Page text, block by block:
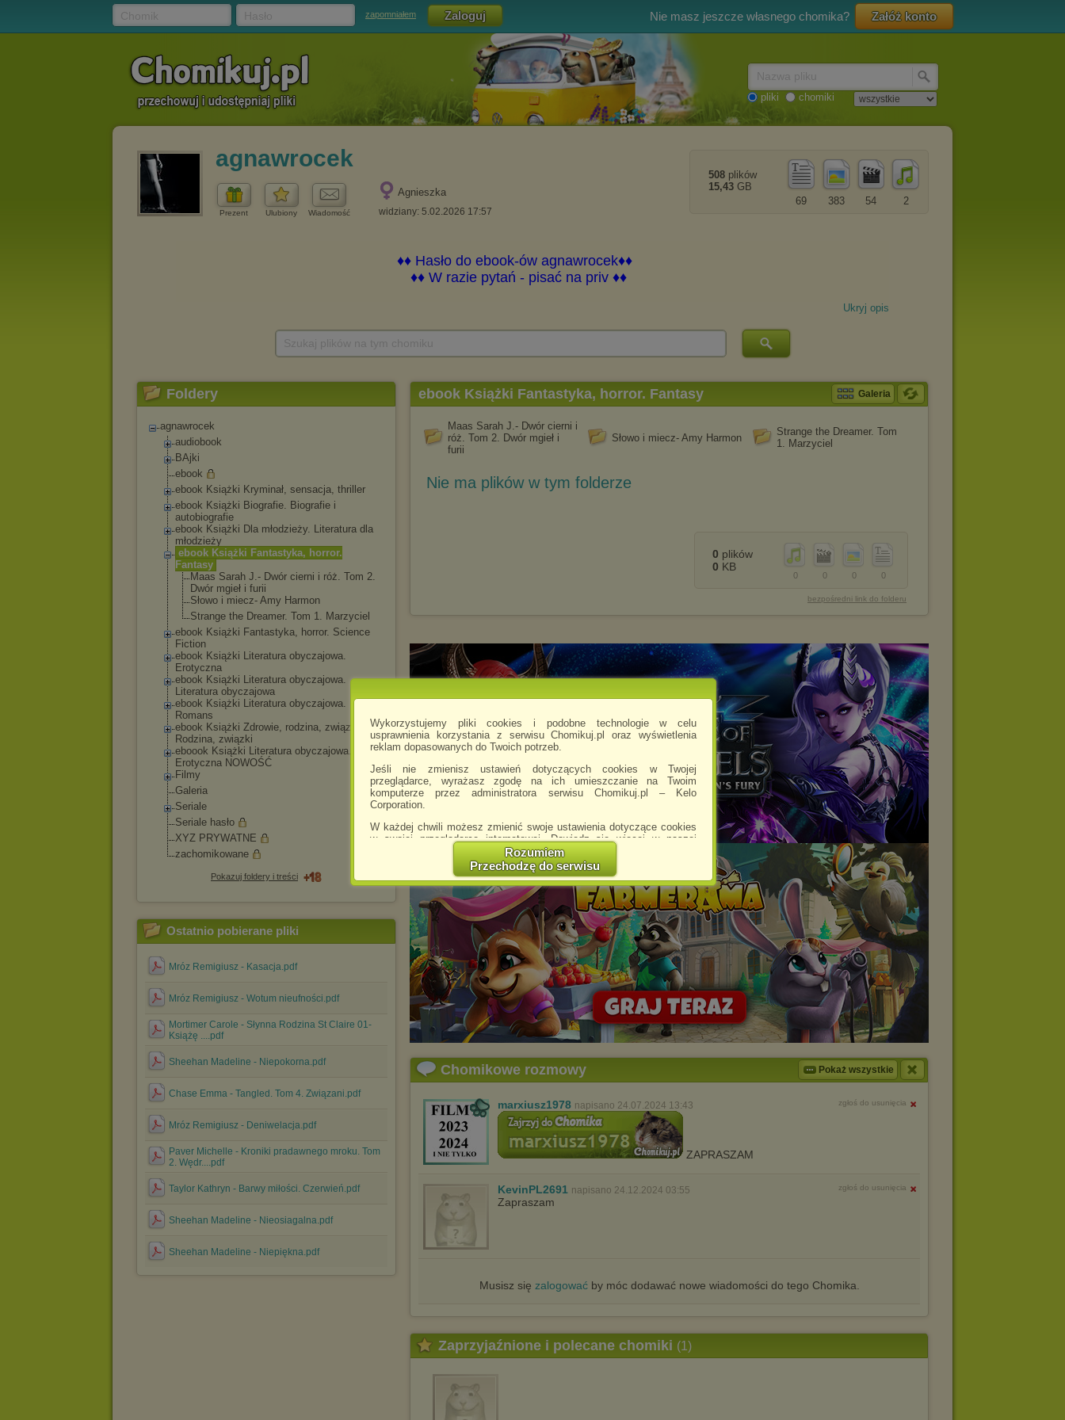
Wykorzystujemy pliki cookies i podobne technologie w celu
usprawnienia korzystania z serwisu Chomikuj.pl oraz wyświetlenia
reklam dopasowanych do Twoich potrzeb.
Jeśli nie zmienisz ustawień dotyczących cookies w Twojej
przeglądarce, wyrażasz zgodę na ich umieszczanie na Twoim
komputerze przez administratora serwisu Chomikuj.pl – Kelo
Corporation.
W każdej chwili możesz zmienić swoje ustawienia dotyczące cookies
w swojej przeglądarce internetowej. Dowiedz się więcej w naszej
http://chomikuj.pl/PolitykaPrywatnosci.aspx
Jednocześnie informujemy że zmiana ustawień przeglądarki może
spowodować ograniczenie korzystania ze strony Chomikuj.pl.
W przypadku braku twojej zgody na akceptację cookies niestety
prosimy o opuszczenie serwisu chomikuj.pl.
Wykorzystanie plików cookiesprzezZaufanych Partnerów
(dostosowanie reklam do Twoich potrzeb, analiza skuteczności działań
marketingowych).
Wyrażenie sprzeciwu spowoduje, że wyświetlana Ci reklama nie
będzie dopasowana do Twoich preferencji, a będzie to reklama
wyświetlona przypadkowo.
Istnieje możliwość zmiany ustawień przeglądarki internetowej w
sposób uniemożliwiający przechowywanie plików cookies na
urządzeniu końcowym. Można również usunąć pliki cookies,
dokonując odpowiednich zmian w ustawieniach przeglądarki
internetowej.
Pełną informację na ten temat znajdziesz pod adresem
http://chomikuj.pl/PolitykaPrywatnosci.aspx.
Rozumiem
Przechodzę do serwisu
zapomniałem Nie masz jeszcze własnego chomika? Załóż konto
pliki chomiki
agnawrocek
Prezent Ulubiony Wiadomość
Agnieszka
widziany: 5.02.2026 17:57
2
54
383
69
508 plików
15,43 GB
Ukryj opis
Foldery
agnawrocek
audiobook
BAjki
ebook
ebook Książki Kryminał, sensacja, thriller
ebook Książki Biografie. Biografie i
autobiografie
ebook Książki Dla młodzieży. Literatura dla
młodzieży
ebook Książki Fantastyka, horror.
Fantasy
Maas Sarah J.- Dwór cierni i róż. Tom 2.
Dwór mgieł i furii
Słowo i miecz- Amy Harmon
Strange the Dreamer. Tom 1. Marzyciel
ebook Książki Fantastyka, horror. Science
Fiction
ebook Książki Literatura obyczajowa.
Erotyczna
ebook Książki Literatura obyczajowa.
Literatura obyczajowa
ebook Książki Literatura obyczajowa.
Romans
ebook Książki Zdrowie, rodzina, związki.
Rodzina, związki
eboook Książki Literatura obyczajowa.
Erotyczna NOWOŚĆ
Filmy
Galeria
Seriale
Seriale hasło
XYZ PRYWATNE
zachomikowane
Pokazuj foldery i treści
Ostatnio pobierane pliki
Mróz Remigiusz - Kasacja.pdf
Mróz Remigiusz - Wotum nieufności.pdf
Mortimer Carole - Słynna Rodzina St Claire 01-
Książę ....pdf
Sheehan Madeline - Niepokorna.pdf
Chase Emma - Tangled. Tom 4. Związani.pdf
Mróz Remigiusz - Deniwelacja.pdf
Paver Michelle - Kroniki pradawnego mroku. Tom
2. Wędr....pdf
Taylor Kathryn - Barwy miłości. Czerwień.pdf
Sheehan Madeline - Nieosiagalna.pdf
Sheehan Madeline - Niepiękna.pdf
ebook Książki Fantastyka, horror. Fantasy Galeria
Maas Sarah J.- Dwór cierni i
róż. Tom 2. Dwór mgieł i
furii
Słowo i miecz- Amy Harmon
Strange the Dreamer. Tom
1. Marzyciel
Nie ma plików w tym folderze
0
0
0
0
0 plików
0 KB
bezpośredni link do folderu
Chomikowe rozmowy Pokaż wszystkie
marxiusz1978 napisano 24.07.2024 13:43 zgłoś do usunięcia
ZAPRASZAM
KevinPL2691 napisano 24.12.2024 03:55 zgłoś do usunięcia
Zapraszam
Musisz się zalogowaćby móc dodawać nowe wiadomości do tego Chomika.
Zaprzyjaźnione i polecane chomiki (1)